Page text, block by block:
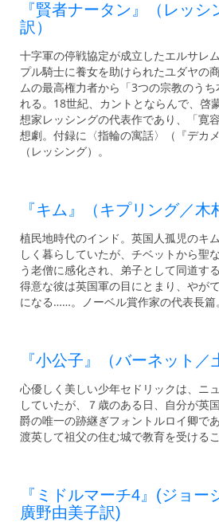
『賢者ナータン』（レッ
訳）
十字軍の停戦協定が成立したエルサレ
プル騎士に養女を助けられたユダヤの
ムの最高権力者から「3つの宗教のう
れる。18世紀、カントとならんで、啓
想家レッシングの代表作であり、「寛
想劇。付録に〈指輪の寓話〉（『デカ
（レッシング）。
『キム』（キプリング／木
植民地時代のインド。英国人孤児のキ
しく暮らしていたが、チベットから聖
う老僧に感化され、弟子として同道す
得意な彼は英国軍の目にとまり、やが
になる……。ノーベル賞作家の代表長篇。
『小公子』（バーネット／
心優しく美しい少年セドリックは、ニ
していたが、７歳のある日、自分が英
爵の唯一の跡継ぎフォントルロイ卿で
渡英して祖父の住む城で教育を受ける
『ミドルマーチ4』(ジョー
廣野由美子訳)